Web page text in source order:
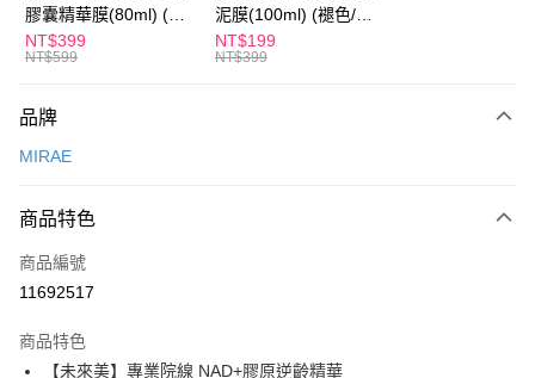
Google Pay
全盈+PAY
AFTEE先享後付
【關於「AFTEE先享後付」】
便利好安心！
１．簡單：不需註冊會員、不需綁卡、不需儲值。
２．便利：只要手機號碼，簡訊認證，即可結帳。
３．安心：先確認商品／服務後，再付款。
１．於結帳方式選擇「AFTEE先享後付」後，將跳轉至「AFTEE先享後付」
結帳頁面，進行簡訊認證並確認金額後，即可完成結帳。
膠囊精華膜(80ml) (褪
色/盒損/短效良品)
NT$399
NT$599
泥膜(100ml) (褪色/盒
損/短效良品)
NT$199
NT$399
品牌
MIRAE
商品特色
商品編號
11692517
商品特色
【未來美】專業院線 NAD+膠原逆齡精華